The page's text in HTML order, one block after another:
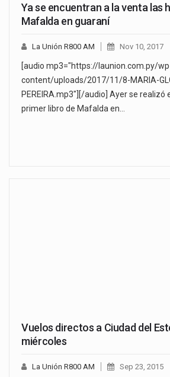
Ya se encuentran a la venta las
Mafalda en guaraní
La Unión R800 AM Nov 10, 2017
[audio mp3="https://launion.com.py/
content/uploads/2017/11/8-MARIA-
PEREIRA.mp3"][/audio] Ayer se realizó
primer libro de Mafalda en…
Vuelos directos a Ciudad del
miércoles
La Unión R800 AM Sep 23, 2015